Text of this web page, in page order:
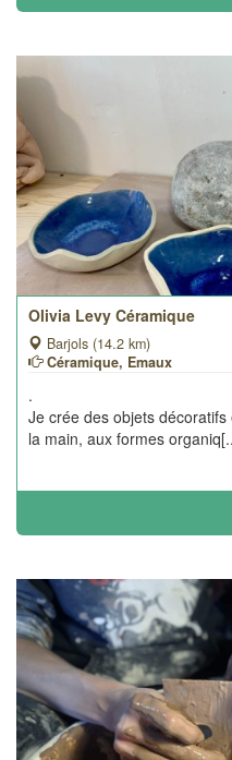
Olivia Levy Céramique
Barjols (14.2 km)
Céramique, Emaux
.
Je crée des objets
la main, aux formes